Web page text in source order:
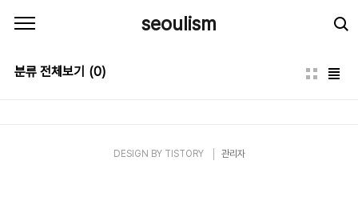
seoulism
분류 전체보기 (0)
DESIGN BY TISTORY 관리자